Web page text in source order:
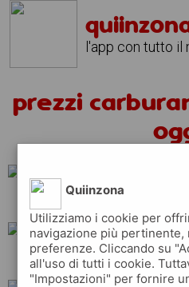
l'app con tutto il
prezzi
total
Quiinzona
Utilizziamo i cookie per
navigazione più pertinente,
preferenze. Cliccando su
all'uso di tutti i cookie.
"Impostazioni" per fornire